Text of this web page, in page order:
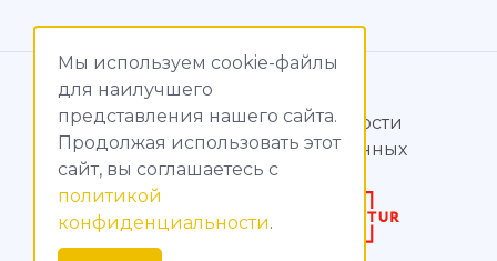
Мы используем cookie-файлы
для наилучшего
представления нашего сайта.
Продолжая использовать этот
сайт, вы соглашаетесь c
политикой
конфиденциальности.
© МагияТока, 2015 – 2026
Политика конфиденциальности
Обработка персональных данных
Создание сайтов
Продвижение сайтов